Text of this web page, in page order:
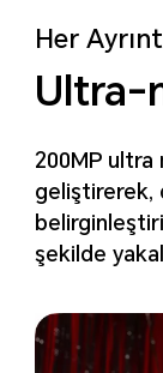
Her
Ultra-
200MP ultra
geliştirerek,
şekilde